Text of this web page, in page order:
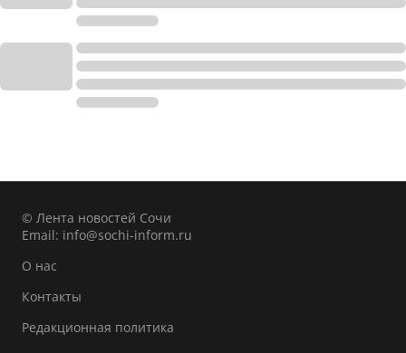
© Лента новостей Сочи
Email: info@sochi-inform.ru
О нас
Контакты
Редакционная политика